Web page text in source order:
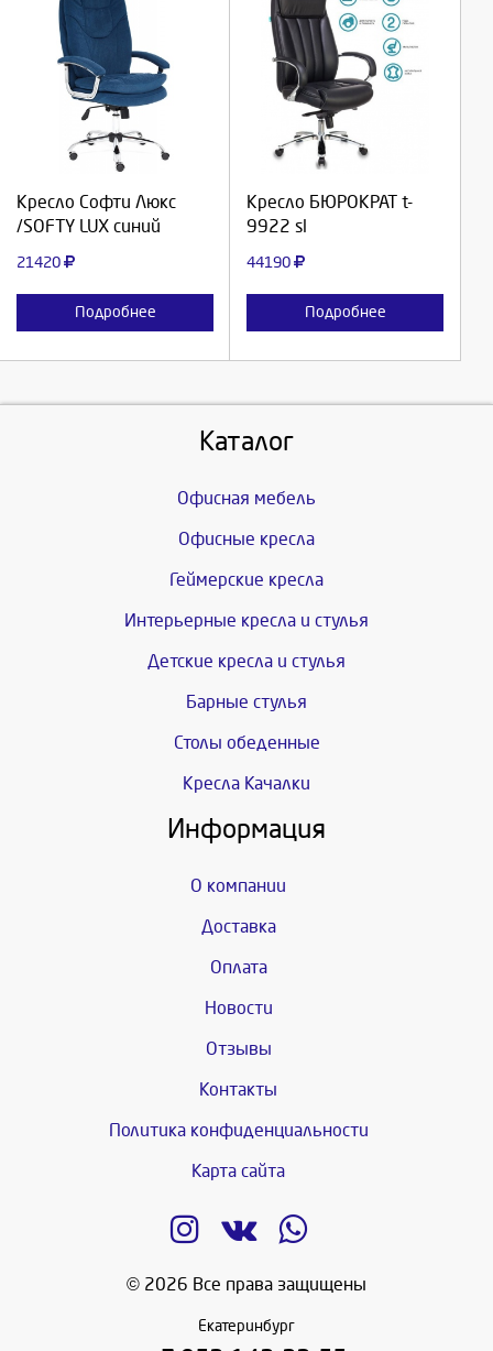
Кресло Софти Люкс
/SOFTY LUX синий
21420
Подробнее
Выберите количество:
Отмена
Кресло БЮРОКРАТ t-
9922 sl
44190
Подробнее
Выберите количество:
Каталог
Офисная мебель
Офисные кресла
Геймерские кресла
Интерьерные кресла и стулья
Детские кресла и стулья
Барные стулья
Столы обеденные
Кресла Качалки
Информация
О компании
Доставка
Оплата
Новости
Отзывы
Контакты
Политика конфиденциальности
Карта сайта
© 2026 Все права защищены
Екатеринбург